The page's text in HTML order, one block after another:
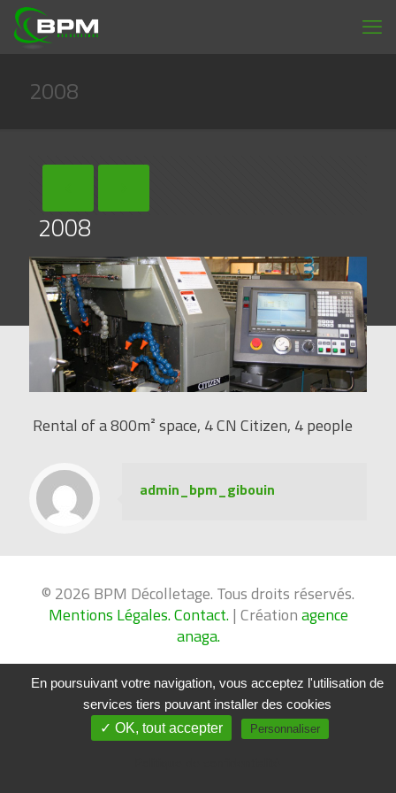
2008
2008
Rental of a 800m² space, 4 CN Citizen, 4 people
admin_bpm_gibouin
© 2026 BPM Décolletage. Tous droits réservés.
Mentions Légales.Contact.| Créationagence
anaga.
En poursuivant votre navigation, vous acceptez l'utilisation de
services tiers pouvant installer des cookies
✓ OK, tout accepter
Personnaliser